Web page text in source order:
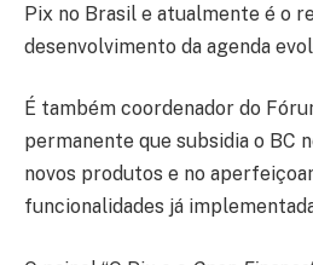
Pix no Brasil e atualmente é o
desenvolvimento da agenda
É também coordenador do
permanente que subsidia o BC
novos produtos e no
funcionalidades já